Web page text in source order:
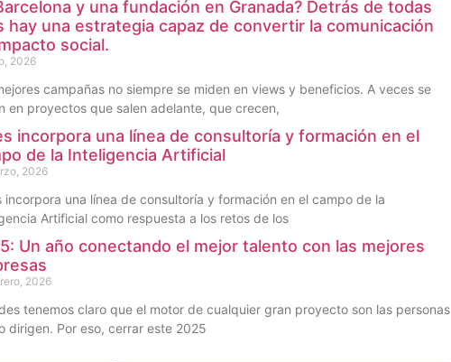
y una fundación en Granada? Detrás de todas
hay una estrategia capaz de convertir la comunicación
social.
2026
campañas no siempre se miden en views y beneficios. A veces se
en proyectos que salen adelante, que crecen,
incorpora una línea de consultoría y formación en el
de la Inteligencia Artificial
2026
incorpora una línea de consultoría y formación en el campo de la
Artificial como respuesta a los retos de los
Un año conectando el mejor talento con las mejores
2026
tenemos claro que el motor de cualquier gran proyecto son las personas
dirigen. Por eso, cerrar este 2025